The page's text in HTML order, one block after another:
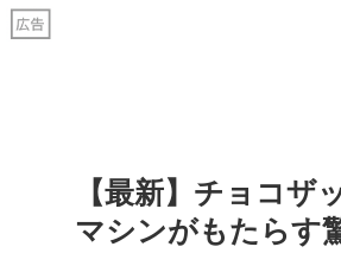
【最新】チョコ
マシンがもたらす